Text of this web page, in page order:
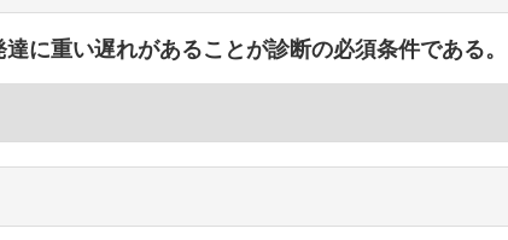
に重い遅れがあることが診断の必須条件である。